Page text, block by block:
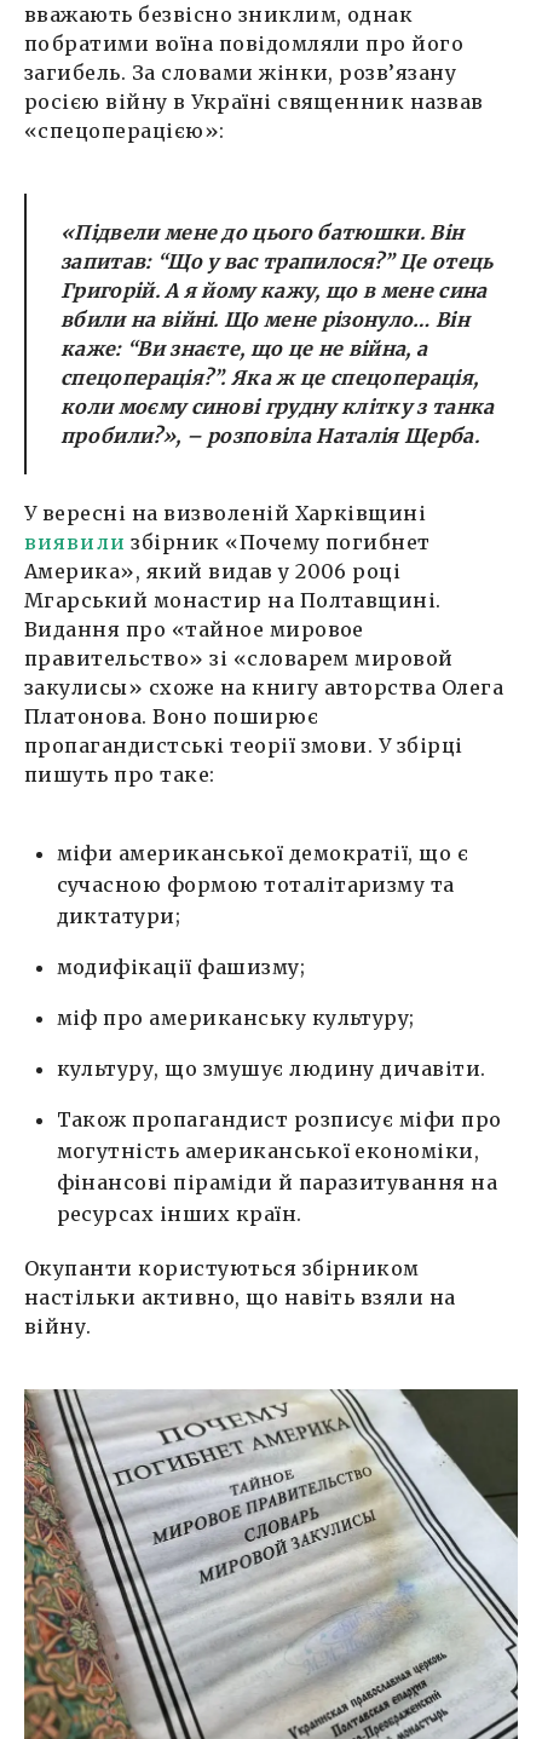
вважають безвісно зниклим, однак
побратими воїна повідомляли про його
загибель. За словами жінки, розв’язану
росією війну в Україні священник назвав
«спецоперацією»:
«Підвели мене до цього батюшки. Він
запитав: “Що у вас трапилося?” Це отець
Григорій. А я йому кажу, що в мене сина
вбили на війні. Що мене різонуло… Він
каже: “Ви знаєте, що це не війна, а
спецоперація?”. Яка ж це спецоперація,
коли моєму синові грудну клітку з танка
пробили?», – розповіла Наталія Щерба.
У вересні на визволеній Харківщині
виявили збірник «Почему погибнет
Америка», який видав у 2006 році
Мгарський монастир на Полтавщині.
Видання про «тайное мировое
правительство» зі «словарем мировой
закулисы» схоже на книгу авторства Олега
Платонова. Воно поширює
пропагандистські теорії змови. У збірці
пишуть про таке:
міфи американської демократії, що є
сучасною формою тоталітаризму та
диктатури;
модифікації фашизму;
міф про американську культуру;
культуру, що змушує людину дичавіти.
Також пропагандист розписує міфи про
могутність американської економіки,
фінансові піраміди й паразитування на
ресурсах інших країн.
Окупанти користуються збірником
настільки активно, що навіть взяли на
війну.